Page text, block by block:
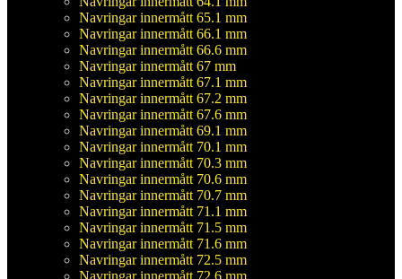
Navringar innermått 65.1 mm
Navringar innermått 66.1 mm
Navringar innermått 66.6 mm
Navringar innermått 67 mm
Navringar innermått 67.1 mm
Navringar innermått 67.2 mm
Navringar innermått 67.6 mm
Navringar innermått 69.1 mm
Navringar innermått 70.1 mm
Navringar innermått 70.3 mm
Navringar innermått 70.6 mm
Navringar innermått 70.7 mm
Navringar innermått 71.1 mm
Navringar innermått 71.5 mm
Navringar innermått 71.6 mm
Navringar innermått 72.5 mm
Navringar innermått 72.6 mm